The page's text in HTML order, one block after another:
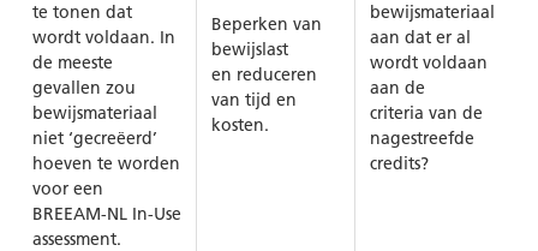
te tonen dat
wordt voldaan. In
de meeste
gevallen zou
bewijsmateriaal
niet ‘gecreëerd’
hoeven te worden
voor een
BREEAM-NL In-Use
assessment.
Beperken van
bewijslast
en reduceren
van tijd en
kosten.
bewijsmateriaal
aan dat er al
wordt voldaan
aan de
criteria van de
nagestreefde
credits?